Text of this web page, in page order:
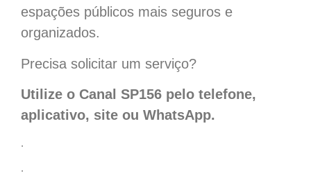
espações públicos mais seguros e
organizados.
Precisa solicitar um serviço?
Utilize o Canal SP156 pelo telefone,
aplicativo, site ou WhatsApp.
.
.